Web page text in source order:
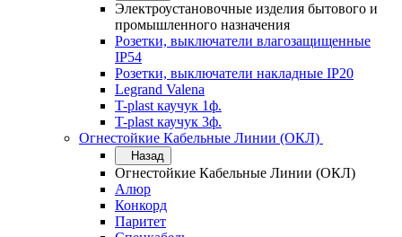
Электроустановочные изделия бытового и
промышленного назначения
Розетки, выключатели влагозащищенные
IP54
Розетки, выключатели накладные IP20
Legrand Valena
T-plast каучук 1ф.
T-plast каучук 3ф.
Огнестойкие Кабельные Линии (ОКЛ)
Назад
Огнестойкие Кабельные Линии (ОКЛ)
Алюр
Конкорд
Паритет